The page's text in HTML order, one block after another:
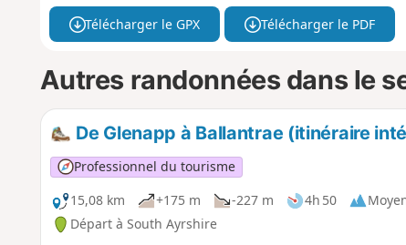
Télécharger le GPX Télécharger le PDF
Autres randonnées dans le
De Glenapp à Ballantrae (itinéraire
Professionnel du tourisme
15,08 km
+175 m -227 m 4h 50
Départ à South Ayrshire